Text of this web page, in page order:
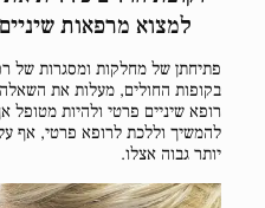
למצוא מרפאות
פתיחתן של מחלקות ומסגרות של
בקופות החולים, מעלות את
רופא שיניים פרטי ולהיות
להמשיך וללכת לרופא פרטי, אף
יותר גבוה אצלו.